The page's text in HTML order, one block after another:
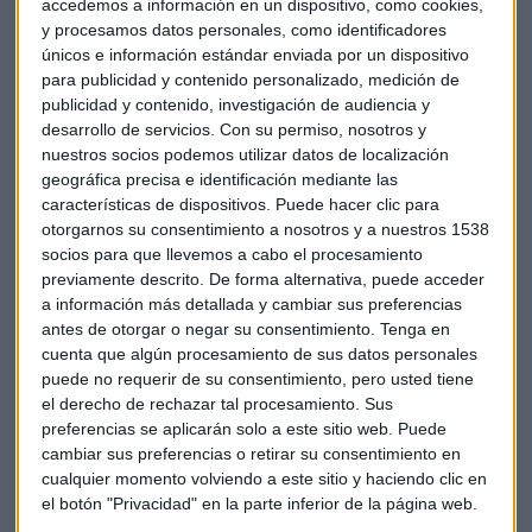
accedemos a información en un dispositivo, como cookies,
y procesamos datos personales, como identificadores
únicos e información estándar enviada por un dispositivo
para publicidad y contenido personalizado, medición de
publicidad y contenido, investigación de audiencia y
desarrollo de servicios. Con su permiso, nosotros y
nuestros socios podemos utilizar datos de localización
geográfica precisa e identificación mediante las
características de dispositivos. Puede hacer clic para
otorgarnos su consentimiento a nosotros y a nuestros 1538
socios para que llevemos a cabo el procesamiento
previamente descrito. De forma alternativa, puede acceder
a información más detallada y cambiar sus preferencias
antes de otorgar o negar su consentimiento. Tenga en
cuenta que algún procesamiento de sus datos personales
puede no requerir de su consentimiento, pero usted tiene
el derecho de rechazar tal procesamiento. Sus
preferencias se aplicarán solo a este sitio web. Puede
cambiar sus preferencias o retirar su consentimiento en
cualquier momento volviendo a este sitio y haciendo clic en
el botón "Privacidad" en la parte inferior de la página web.
donde, dice, sus concesiones tienen una rentabilidad
garantizada. Asegura, además, que ni en México, ni en
ningún otro lugar, "jamás OHL ha tenido un cargo firme o
una sentencia por corrupción". Sobre elAVE a la Meca
Weickert asegura que el proyecto va a bien y que el cliente
está satisfecho. OHL concluirá, confirma, en plazo su parte
de la obra actual. Además, considera que es legítimo y
lógico que instancias gubernamentales ayuden apoyen a
las empresas para conseguir contratos de esta importancia,
en este caso por el beneficio que supone para la marca
España.
Puedes escuchar la entrevista completa en el siguiente
audio:
https://play.uwhisp.com/MercadoAbierto/entrevista-a-
enrique-weickert-dir-general-economico-financiero-de-ohl